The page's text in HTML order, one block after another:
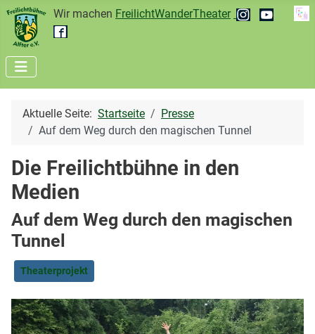
Wir machen FreilichtWanderTheater
Aktuelle Seite: Startseite
Presse
Auf dem Weg durch den magischen Tunnel
Die Freilichtbühne in den
Medien
Auf dem Weg durch den magischen
Tunnel
Theaterprojekt